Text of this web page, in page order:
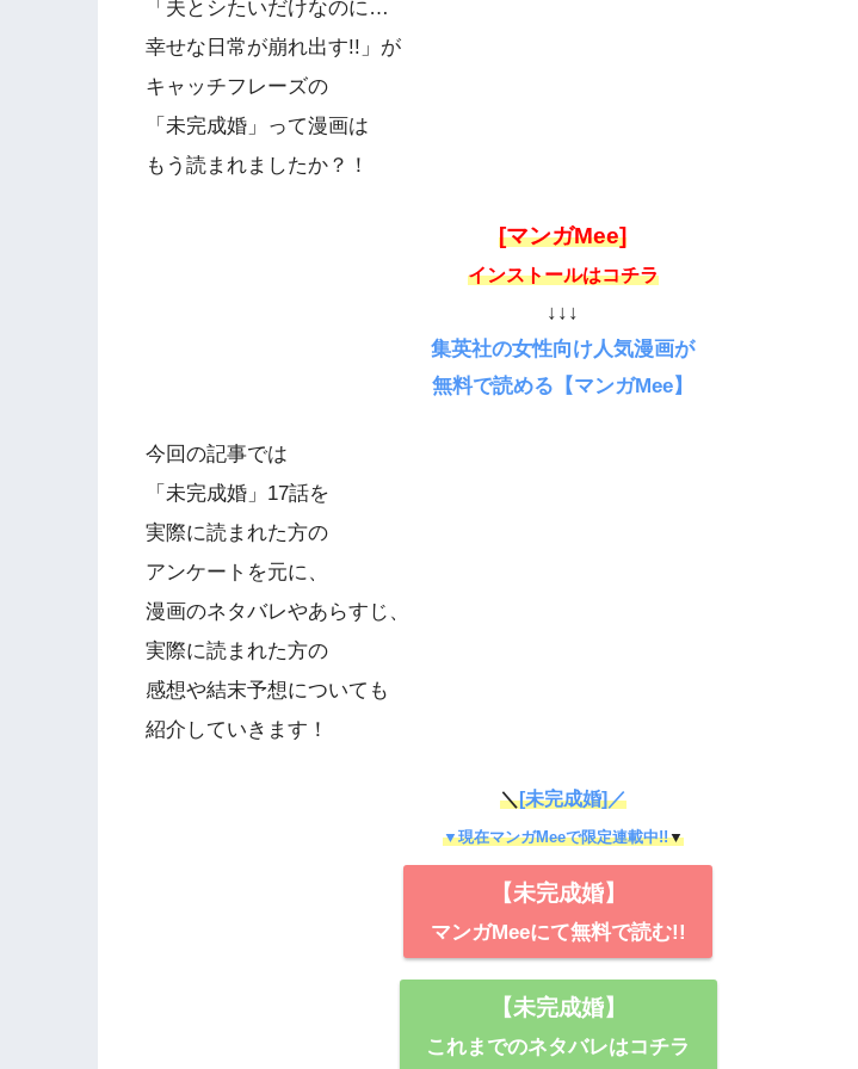
「夫とシたいだけなのに…
幸せな日常が崩れ出す!!」が
キャッチフレーズの
「未完成婚」って漫画は
もう読まれましたか？！
[マンガMee]
インストールはコチラ
↓↓↓
集英社の女性向け人気漫画が
無料で読める【マンガMee】
今回の記事では
「未完成婚」17話を
実際に読まれた方の
アンケートを元に、
漫画のネタバレやあらすじ、
実際に読まれた方の
感想や結末予想についても
紹介していきます！
＼[未完成婚]／
▼現在マンガMeeで限定連載中!!▼
【未完成婚】
マンガMeeにて無料で読む!!
【未完成婚】
これまでのネタバレはコチラ